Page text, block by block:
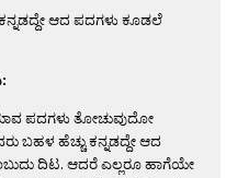
ಆದ ಪದಗಳು ಕೂಡಲೆ
ಪದಗಳು ತೋಚುವುದೋ
ಬಹಳ ಹೆಚ್ಚು ಕನ್ನಡದ್ದೇ ಆದ
ದಿಟ. ಆದರೆ ಎಲ್ಲರೂ ಹಾಗೆಯೇ